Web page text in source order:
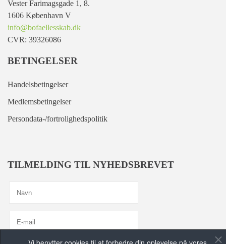
Vester Farimagsgade 1, 8.
1606 København V
info@bofaellesskab.dk
CVR: 39326086
BETINGELSER
Handelsbetingelser
Medlemsbetingelser
Persondata-/fortrolighedspolitik
TILMELDING TIL NYHEDSBREVET